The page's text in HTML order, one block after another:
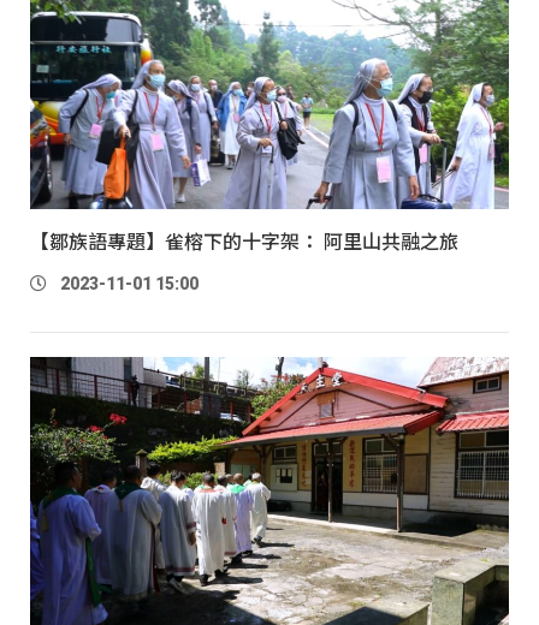
【鄒族語專題】雀榕下的十字架： 阿里山共融之旅
2023-11-01 15:00